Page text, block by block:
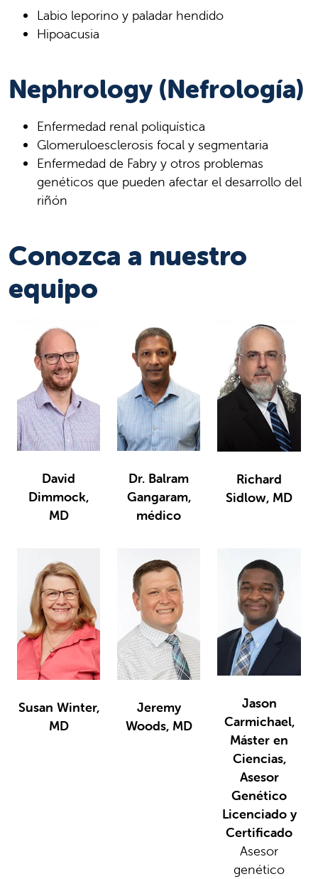
Labio leporino y paladar hendido
Hipoacusia
Nephrology (Nefrología)
Enfermedad renal poliquística
Glomeruloesclerosis focal y segmentaria
Enfermedad de Fabry y otros problemas
genéticos que pueden afectar el desarrollo del
riñón
Conozca a nuestro
equipo
David
Dimmock,
MD
Dr. Balram
Gangaram,
médico
Richard
Sidlow, MD
Susan Winter,
MD
Jeremy
Woods, MD
Jason
Carmichael,
Máster en
Ciencias,
Asesor
Genético
Licenciado y
Certificado
Asesor
genético